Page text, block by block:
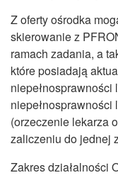
Z oferty ośrodka
skierowanie z
ramach zadania, a
które posiadają
(orzeczenie lekarza
zaliczeniu do jednej
Zakres działalności